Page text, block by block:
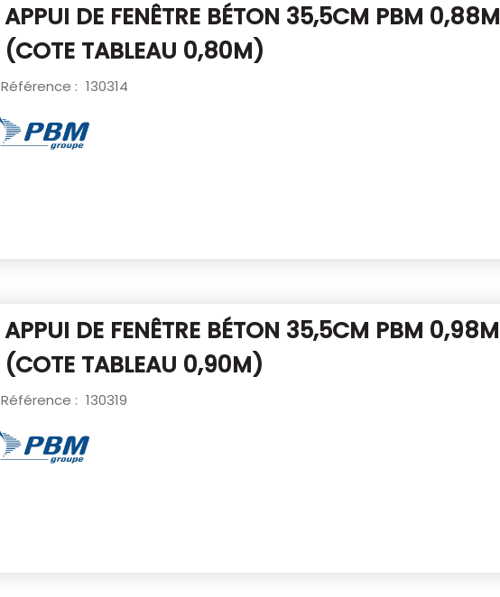
APPUI DE FENÊTRE BÉTON 35,5CM PBM 0,88M
(COTE TABLEAU 0,80M)
Référence : 130314
APPUI DE FENÊTRE BÉTON 35,5CM PBM 0,98M
(COTE TABLEAU 0,90M)
Référence : 130319